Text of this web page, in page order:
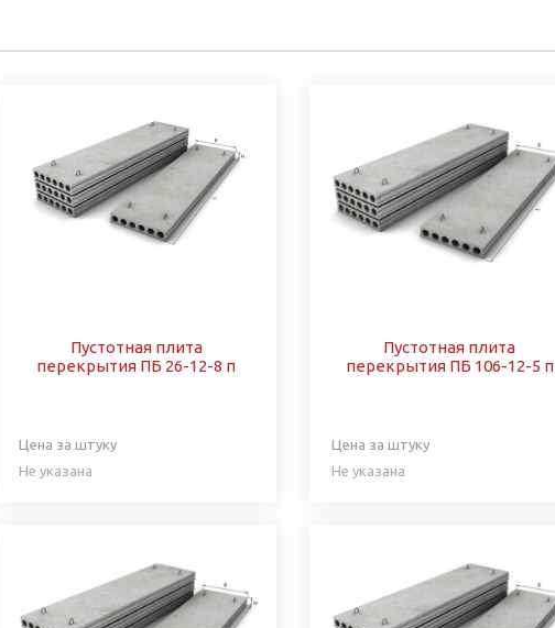
Пустотная плита
перекрытия ПБ 26-12-8 п
Цена за штуку
Не указана
Пустотная плита
перекрытия ПБ 106-12-5 п
Цена за штуку
Не указана